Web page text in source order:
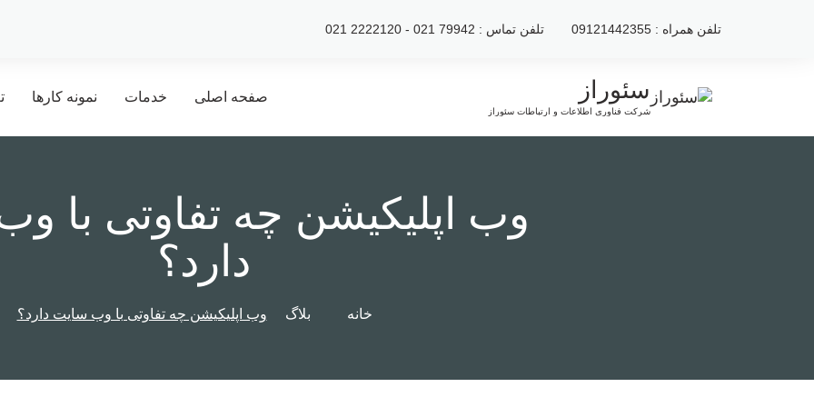
تلفن تماس : 79942 021 - 2222120 021 تلفن همراه : 09121442355
سئوراز
شرکت فناوری اطلاعات و ارتباطات سئوراز
صفحه اصلی خدمات نمونه کارها
وب اپلیکیشن چه تفاوتی با
دارد؟
خانه بلاگ وب اپلیکیشن چه تفاوتی با وب سایت دارد؟